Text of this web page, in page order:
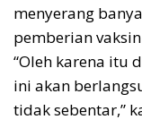
menyerang
pemberian
“Oleh karena itu
ini akan
tidak sebentar,”